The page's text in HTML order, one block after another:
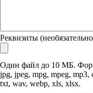
Реквизиты
Один файл до 10 МБ.
jpg, jpeg, mpg, mpeg,
txt, wav, webp, xls, xlsx.